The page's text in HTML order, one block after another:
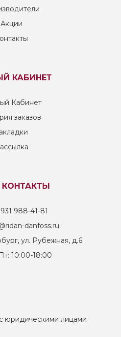
Акции
КАБИНЕТ
Кабинет
заказов
988-41-81
danfoss.ru
ул. Рубежная, д.6
10:00-18:00
юридическими лицами